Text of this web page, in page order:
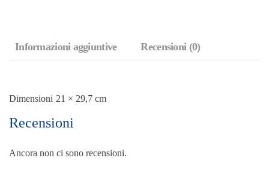
Informazioni aggiuntive Recensioni (0)
Dimensioni 21 × 29,7 cm
Recensioni
Ancora non ci sono recensioni.